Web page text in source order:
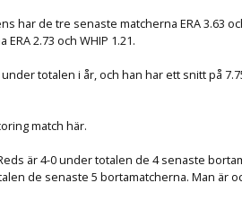
har de tre senaste matcherna ERA 3.63
2.73 och WHIP 1.21.
totalen i år, och han har ett snitt på
match här.
är 4-0 under totalen de 4 senaste
de senaste 5 bortamatcherna. Man är